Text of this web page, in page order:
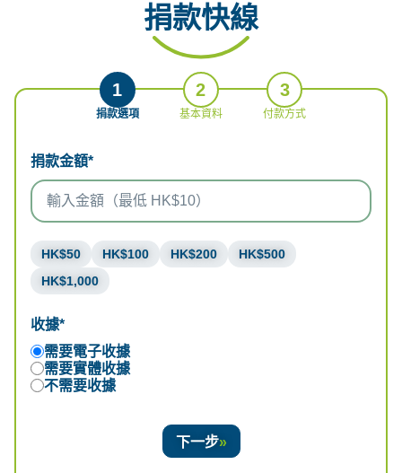
捐款快線
1
捐款選項
2
基本資料
3
付款方式
捐款金額*
HK$50 HK$100 HK$200
HK$500
HK$1,000
收據*
需要電子收據
需要實體收據
不需要收據
下一步